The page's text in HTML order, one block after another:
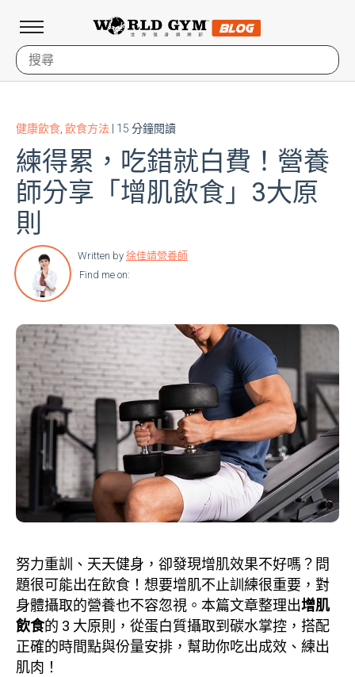
健康飲食 飲食方法 | 15 分鐘閱讀
練得累，吃錯就白費！營養
師分享「增肌飲食」3大原
則
Written by 徐佳靖營養師
Find me on:
努力重訓、天天健身，卻發現增肌效果不好嗎？問
題很可能出在飲食！想要增肌不止訓練很重要，對
身體攝取的營養也不容忽視。本篇文章整理出增肌
飲食的 3 大原則，從蛋白質攝取到碳水掌控，搭配
正確的時間點與份量安排，幫助你吃出成效、練出
肌肉！